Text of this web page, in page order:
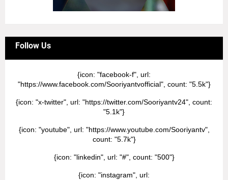
Follow Us
{icon: "facebook-f", url:
"https://www.facebook.com/Sooriyantvofficial", count: "5.5k"}
{icon: "x-twitter", url: "https://twitter.com/Sooriyantv24", count:
"5.1k"}
{icon: "youtube", url: "https://www.youtube.com/Sooriyantv",
count: "5.7k"}
{icon: "linkedin", url: "#", count: "500"}
{icon: "instagram", url: